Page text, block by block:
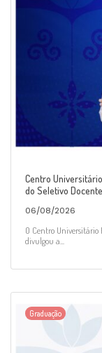
Centro
do Seletivo
06/08/2026
O Centro Universitário
divulgou a...
Graduação